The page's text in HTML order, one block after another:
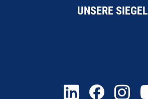
UNSERE SIEGEL